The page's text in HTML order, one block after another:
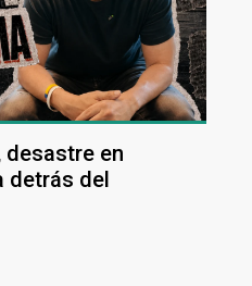
desastre en
detrás del